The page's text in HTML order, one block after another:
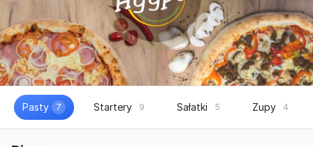
Pasty 7 Startery 9 Sałatki 5 Zupy 4